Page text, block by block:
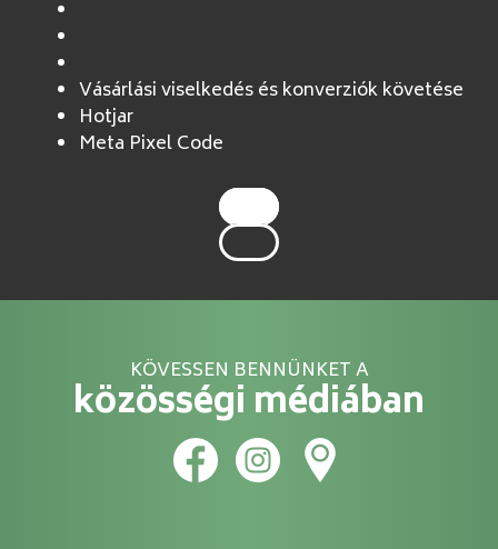
Vásárlási viselkedés és konverziók követése
Hotjar
Meta Pixel Code
KÖVESSEN BENNÜNKET A
közösségi médiában